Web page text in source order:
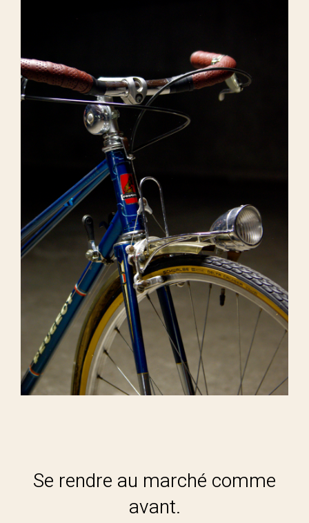
Se rendre au marché comme
avant.